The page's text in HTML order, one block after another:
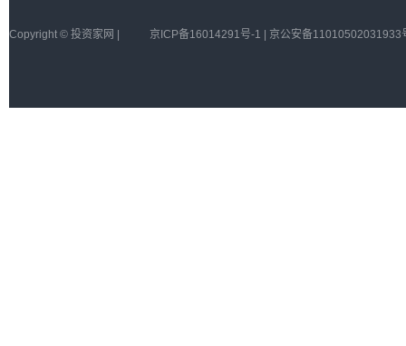
Copyright © 投资家网 | 京ICP备16014291号-1 | 京公安备11010502031933